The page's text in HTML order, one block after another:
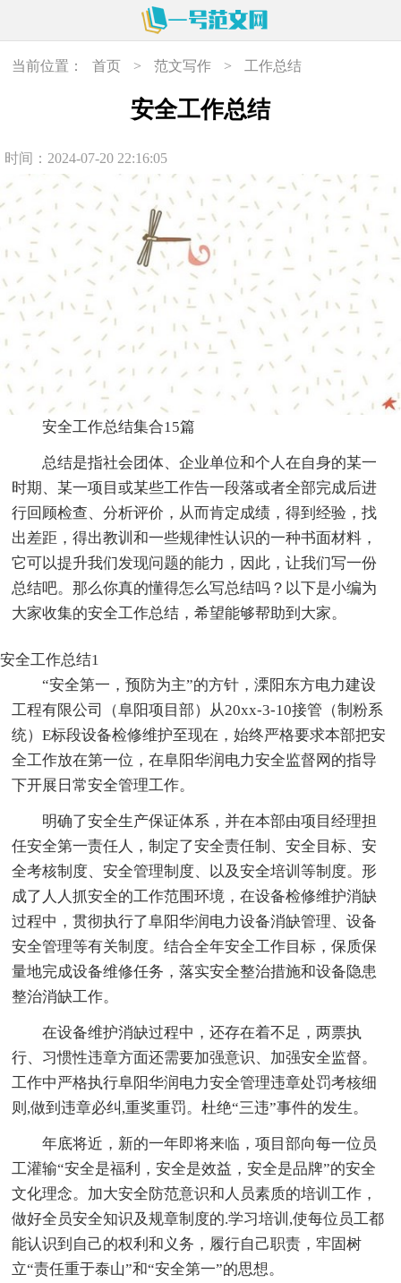
当前位置： 首页 > 范文写作 > 工作总结
安全工作总结
时间：2024-07-20 22:16:05
安全工作总结集合15篇
总结是指社会团体、企业单位和个人在自身的某一
时期、某一项目或某些工作告一段落或者全部完成后进
行回顾检查、分析评价，从而肯定成绩，得到经验，找
出差距，得出教训和一些规律性认识的一种书面材料，
它可以提升我们发现问题的能力，因此，让我们写一份
总结吧。那么你真的懂得怎么写总结吗？以下是小编为
大家收集的安全工作总结，希望能够帮助到大家。
安全工作总结1
“安全第一，预防为主”的方针，溧阳东方电力建设
工程有限公司（阜阳项目部）从20xx-3-10接管（制粉系
统）E标段设备检修维护至现在，始终严格要求本部把安
全工作放在第一位，在阜阳华润电力安全监督网的指导
下开展日常安全管理工作。
明确了安全生产保证体系，并在本部由项目经理担
任安全第一责任人，制定了安全责任制、安全目标、安
全考核制度、安全管理制度、以及安全培训等制度。形
成了人人抓安全的工作范围环境，在设备检修维护消缺
过程中，贯彻执行了阜阳华润电力设备消缺管理、设备
安全管理等有关制度。结合全年安全工作目标，保质保
量地完成设备维修任务，落实安全整治措施和设备隐患
整治消缺工作。
在设备维护消缺过程中，还存在着不足，两票执
行、习惯性违章方面还需要加强意识、加强安全监督。
工作中严格执行阜阳华润电力安全管理违章处罚考核细
则,做到违章必纠,重奖重罚。杜绝“三违”事件的发生。
年底将近，新的一年即将来临，项目部向每一位员
工灌输“安全是福利，安全是效益，安全是品牌”的安全
文化理念。加大安全防范意识和人员素质的培训工作，
做好全员安全知识及规章制度的.学习培训,使每位员工都
能认识到自己的权利和义务，履行自己职责，牢固树
立“责任重于泰山”和“安全第一”的思想。